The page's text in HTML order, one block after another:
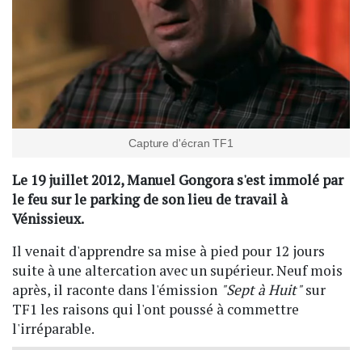
Capture d'écran TF1
Le 19 juillet 2012, Manuel Gongora s'est immolé par
le feu sur le parking de son lieu de travail à
Vénissieux.
Il venait d'apprendre sa mise à pied pour 12 jours
suite à une altercation avec un supérieur. Neuf mois
après, il raconte dans l'émission "Sept à Huit"sur
TF1 les raisons qui l'ont poussé à commettre
l'irréparable.